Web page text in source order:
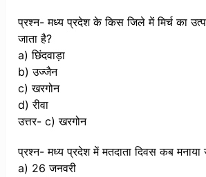
प्रश्न- मध्य प्रदेश के किस जिले में मिर्च का
जाता है?
a) छिंदवाड़ा
b) उज्जैन
c) खरगोन
d) रीवा
उत्तर- c) खरगोन
प्रश्न- मध्य प्रदेश में मतदाता दिवस कब मनाया
a) 26 जनवरी